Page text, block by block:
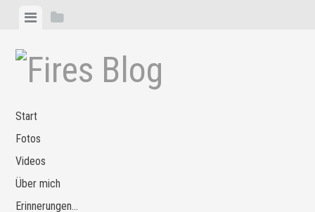
Zum
springen
MenüSeitenleiste
Start
Fotos
Videos
Über mich
Erinnerungen…